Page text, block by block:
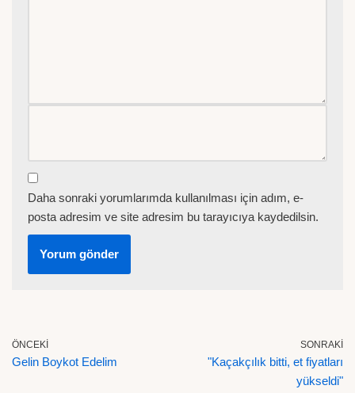
Daha sonraki yorumlarımda kullanılması için adım, e-
posta adresim ve site adresim bu tarayıcıya kaydedilsin.
ÖNCEKI
Gelin Boykot Edelim
SONRAKI
"Kaçakçılık bitti, et fiyatları
yükseldi"